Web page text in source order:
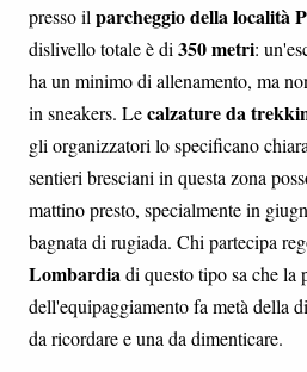
presso ilparcheggio della località
dislivello totale è di350 metri:
ha un minimo di allenamento, ma
in sneakers. Lecalzature da
gli organizzatori lo specificano
sentieri bresciani in questa zona
mattino presto, specialmente in
bagnata di rugiada. Chi partecipa
Lombardiadi questo tipo sa che la
dell'equipaggiamento fa metà della
da ricordare e una da dimenticare.